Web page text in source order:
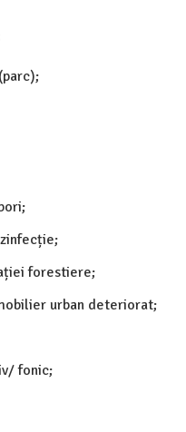
forestiere;
urban deteriorat;
fonic;